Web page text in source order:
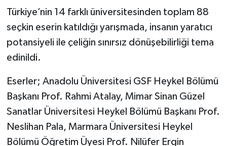
Türkiye’nin 14 farklı üniversitesinden toplam 88
seçkin eserin katıldığı yarışmada, insanın yaratıcı
potansiyeli ile çeliğin sınırsız dönüşebilirliği tema
edinildi.
Eserler; Anadolu Üniversitesi GSF Heykel Bölümü
Başkanı Prof. Rahmi Atalay, Mimar Sinan Güzel
Sanatlar Üniversitesi Heykel Bölümü Başkanı Prof.
Neslihan Pala, Marmara Üniversitesi Heykel
Bölümü Öğretim Üyesi Prof. Nilüfer Ergin